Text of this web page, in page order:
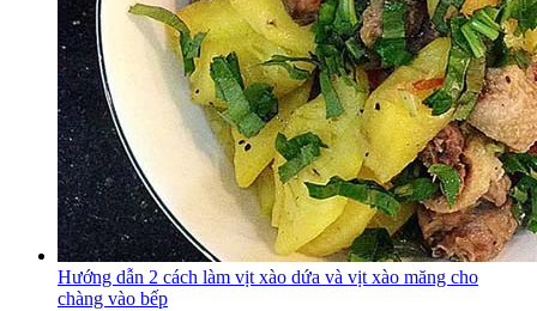
Hướng dẫn 2 cách làm vịt xào dứa và vịt xào măng cho
chàng vào bếp